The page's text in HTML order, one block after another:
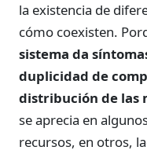
la existencia de
cómo coexisten.
sistema da
duplicidad de
distribución de las
se aprecia en
recursos, en otros,